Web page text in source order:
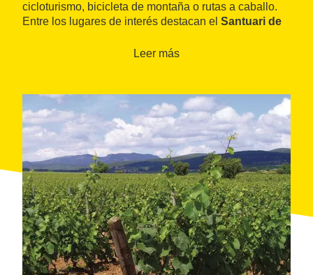
cicloturismo, bicicleta de montaña o rutas a caballo.
Entre los lugares de interés destacan el Santuari de
Sarroca y las visitas a las excelentes bodegas de la
Leer más